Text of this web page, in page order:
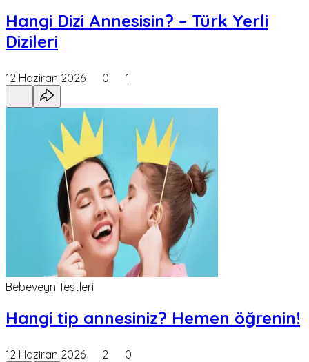
Hangi Dizi Annesisin? – Türk Yerli
Dizileri
12 Haziran 2026 0 1
Bebeveyn Testleri
Hangi tip annesiniz? Hemen öğrenin!
12 Haziran 2026 2 0